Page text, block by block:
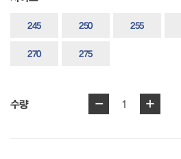
245 250 255
270 275
수량 - 1 +